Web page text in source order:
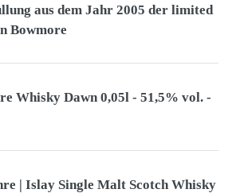
aus dem Jahr 2005 der limited
Bowmore
Whisky Dawn 0,05l - 51,5% vol. -
| Islay Single Malt Scotch Whisky